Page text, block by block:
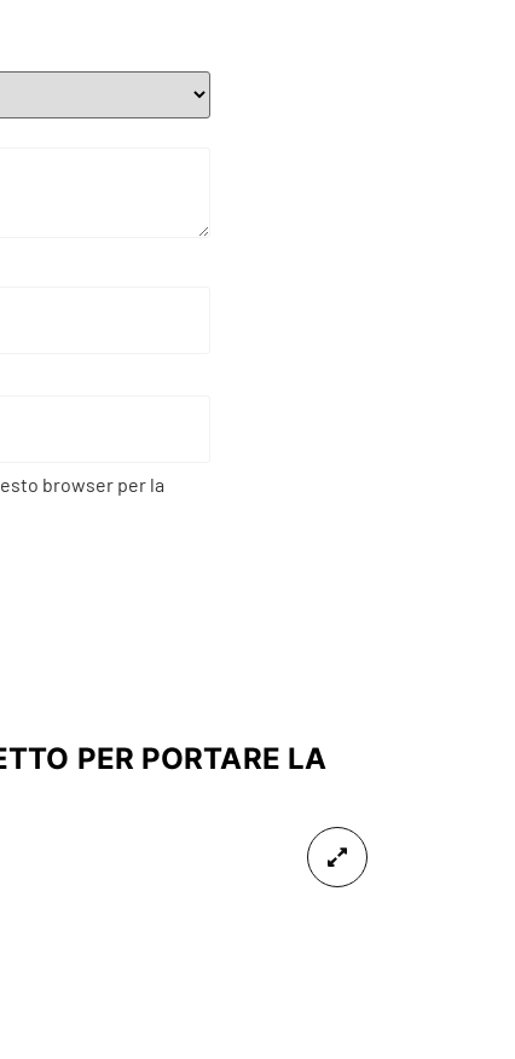
browser per la
PER PORTARE LA